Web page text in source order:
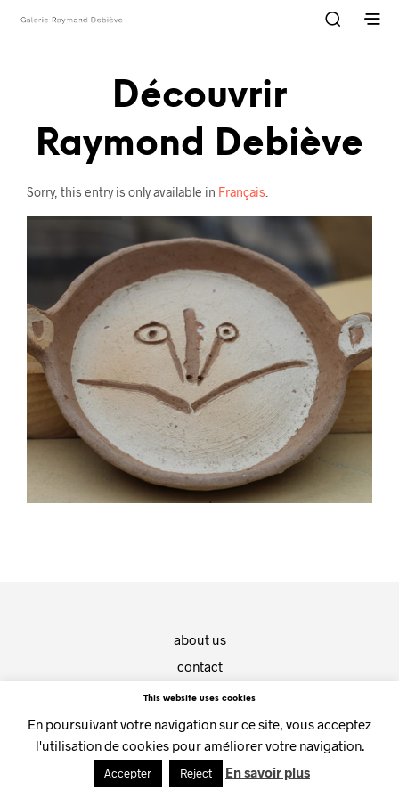
Découvrir
Raymond Debiève
Sorry, this entry is only available in Français
about us
contact
This website uses cookies
En poursuivant votre navigation sur ce site, vous acceptez
l'utilisation de cookies pour améliorer votre navigation.
Accepter Reject En savoir plus